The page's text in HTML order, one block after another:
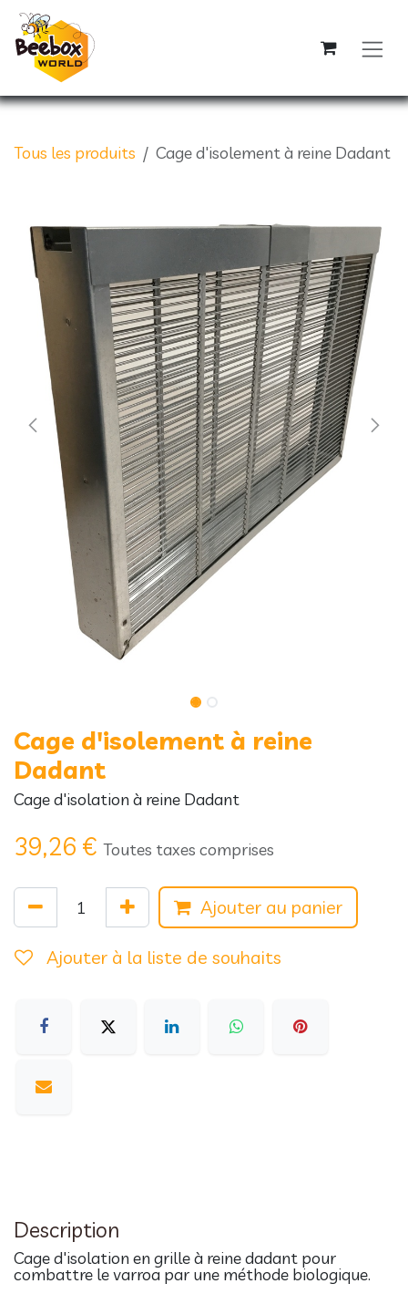
Se rendre au contenu
Tous les produits Cage d'isolement à reine Dadant
Cage d'isolement à reine
Dadant
Cage d'isolation à reine Dadant
39,26 € Toutes taxes comprises
Ajouter au panier
Ajouter à la liste de souhaits
Description
Cage d'isolation en grille à reine dadant pour
combattre le varroa par une méthode biologique.